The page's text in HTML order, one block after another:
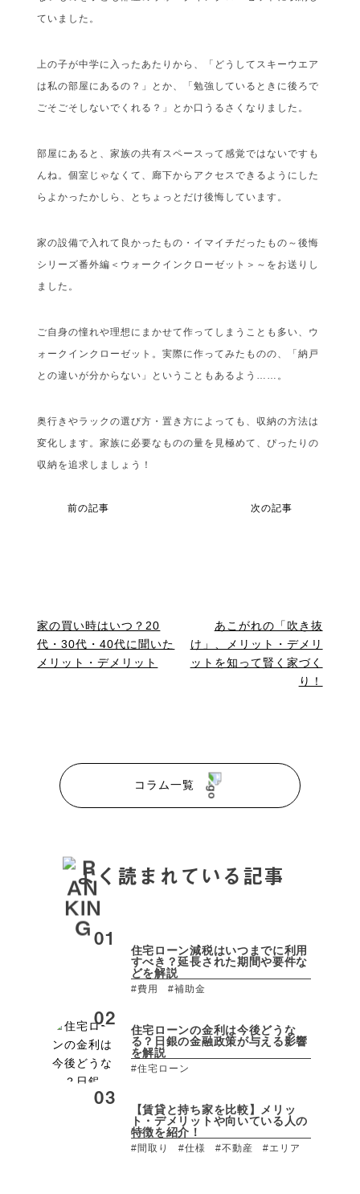
ていました。
上の子が中学に入ったあたりから、「どうしてスキーウエア
は私の部屋にあるの？」とか、「勉強しているときに後ろで
ごそごそしないでくれる？」とか口うるさくなりました。
部屋にあると、家族の共有スペースって感覚ではないですも
んね。個室じゃなくて、廊下からアクセスできるようにした
らよかったかしら、とちょっとだけ後悔しています。
家の設備で入れて良かったもの・イマイチだったもの～後悔
シリーズ番外編＜ウォークインクローゼット＞～をお送りし
ました。
ご自身の憧れや理想にまかせて作ってしまうことも多い、ウ
ォークインクローゼット。実際に作ってみたものの、「納戸
との違いが分からない」ということもあるよう……。
奥行きやラックの選び方・置き方によっても、収納の方法は
変化します。家族に必要なものの量を見極めて、ぴったりの
収納を追求しましょう！
前の記事
家の買い時はいつ？20
代・30代・40代に聞いた
メリット・デメリット
次の記事
あこがれの「吹き抜
け」、メリット・デメリ
ットを知って賢く家づく
り！
コラム一覧
よく読まれている記事
住宅ローン減税はいつまでに利用
すべき？延長された期間や要件な
どを解説
#費用 #補助金
住宅ローンの金利は今後どうな
る？日銀の金融政策が与える影響
を解説
#住宅ローン
【賃貸と持ち家を比較】メリッ
ト・デメリットや向いている人の
特徴を紹介！
#間取り #仕様 #不動産 #エリア